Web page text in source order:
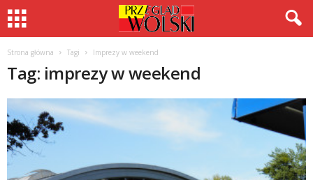
Strona główna Tagi Imprezy w weekend
Tag: imprezy w weekend